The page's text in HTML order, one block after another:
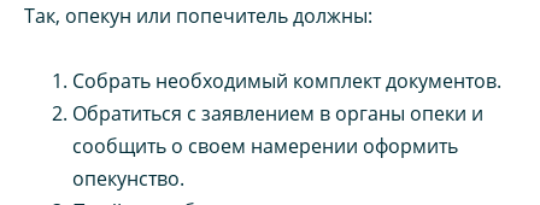
Так, опекун или попечитель должны:
Собрать необходимый комплект документов.
Обратиться с заявлением в органы опеки и
сообщить о своем намерении оформить
опекунство.